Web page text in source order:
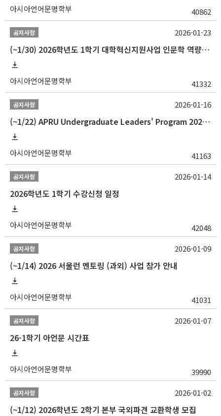
아시아언어문명학부 40862
공지사항
(~1/30) 2026학년도 1학기 대학혁신지원사업 인문학 역량강화 학업지원금 지원 선발 안내(학·석·박사)
아시아언어문명학부 41332
2026-01-23
공지사항
(~1/22) APRU Undergraduate Leaders' Program 2026 프로그램 참가자 모집
아시아언어문명학부 41163
2026-01-16
공지사항
2026학년도 1학기 수강신청 일정
아시아언어문명학부 42048
2026-01-14
공지사항
(~1/14) 2026 서울런 멘토링 (과외) 사업 참가 안내
아시아언어문명학부 41031
2026-01-09
공지사항
26-1학기 아언문 시간표
아시아언어문명학부 39990
2026-01-07
공지사항
(~1/12) 2026학년도 2학기 본부 국외파견 교환학생 모집
2026-01-02